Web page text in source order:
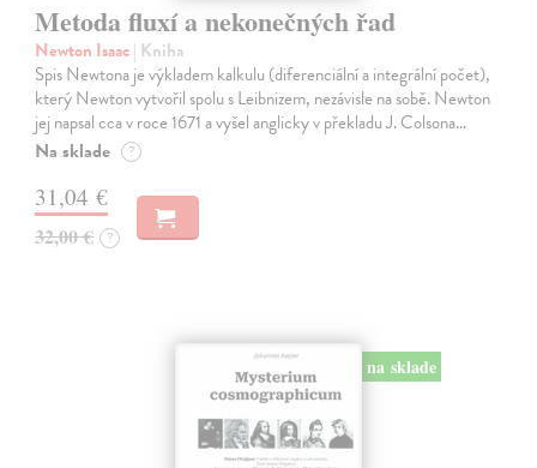
Metoda fluxí a nekonečných řad
Newton Isaac| Kniha
Spis Newtona je výkladem kalkulu (diferenciální a integrální počet),
který Newton vytvořil spolu s Leibnizem, nezávisle na sobě. Newton
jej napsal cca v roce 1671 a vyšel anglicky v překladu J. Colsona…
Na sklade ?
31,04 €
32,00 € ?
na sklade